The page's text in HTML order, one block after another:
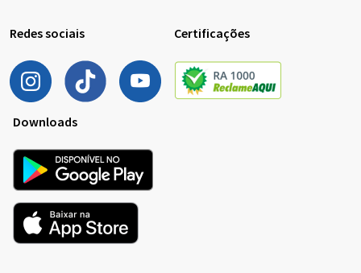
Redes sociais Certificações
Downloads